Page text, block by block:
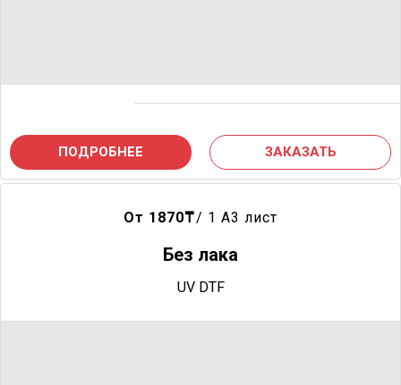
ПОДРОБНЕЕ ЗАКАЗАТЬ
От 1870₸/ 1 A3 лист
Без лака
UV DTF